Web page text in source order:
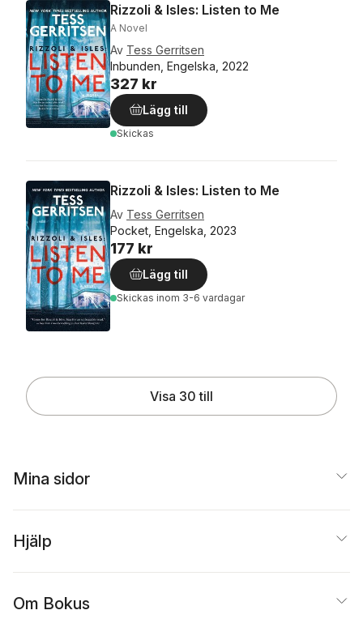
Rizzoli & Isles: Listen to Me
A Novel
Av Tess Gerritsen
Inbunden, Engelska, 2022
327 kr
Lägg till
Skickas
Rizzoli & Isles: Listen to Me
Av Tess Gerritsen
Pocket, Engelska, 2023
177 kr
Lägg till
Skickas inom 3-6 vardagar
Visa 30 till
Mina sidor
Hjälp
Om Bokus